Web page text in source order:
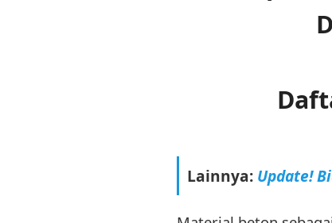
Lainnya: Update!